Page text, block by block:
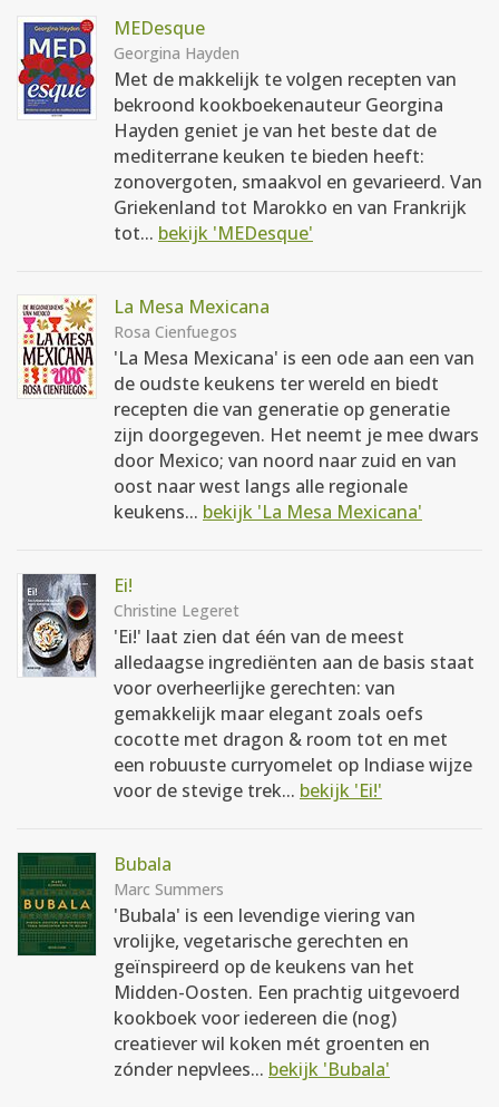
MEDesque
Georgina Hayden
Met de makkelijk te volgen recepten van
bekroond kookboekenauteur Georgina
Hayden geniet je van het beste dat de
mediterrane keuken te bieden heeft:
zonovergoten, smaakvol en gevarieerd. Van
Griekenland tot Marokko en van Frankrijk
tot... bekijk 'MEDesque'
La Mesa Mexicana
Rosa Cienfuegos
'La Mesa Mexicana' is een ode aan een van
de oudste keukens ter wereld en biedt
recepten die van generatie op generatie
zijn doorgegeven. Het neemt je mee dwars
door Mexico; van noord naar zuid en van
oost naar west langs alle regionale
keukens... bekijk 'La Mesa Mexicana'
Ei!
Christine Legeret
'Ei!' laat zien dat één van de meest
alledaagse ingrediënten aan de basis staat
voor overheerlijke gerechten: van
gemakkelijk maar elegant zoals oefs
cocotte met dragon & room tot en met
een robuuste curryomelet op Indiase wijze
voor de stevige trek... bekijk 'Ei!'
Bubala
Marc Summers
'Bubala' is een levendige viering van
vrolijke, vegetarische gerechten en
geïnspireerd op de keukens van het
Midden-Oosten. Een prachtig uitgevoerd
kookboek voor iedereen die (nog)
creatiever wil koken mét groenten en
zónder nepvlees... bekijk 'Bubala'